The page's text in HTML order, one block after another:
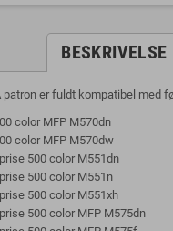
BESKRIVELSE
patron er fuldt kompatibel med
color MFP M570dn
color MFP M570dw
500 color M551dn
500 color M551n
500 color M551xh
500 color MFP M575dn